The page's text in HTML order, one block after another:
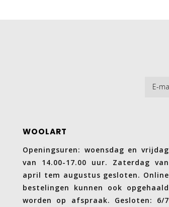
WOOLART
Openingsuren: woensdag en vrijdag
van 14.00-17.00 uur. Zaterdag van
april tem augustus gesloten. Online
bestelingen kunnen ook opgehaald
worden op afspraak. Gesloten: 6/7